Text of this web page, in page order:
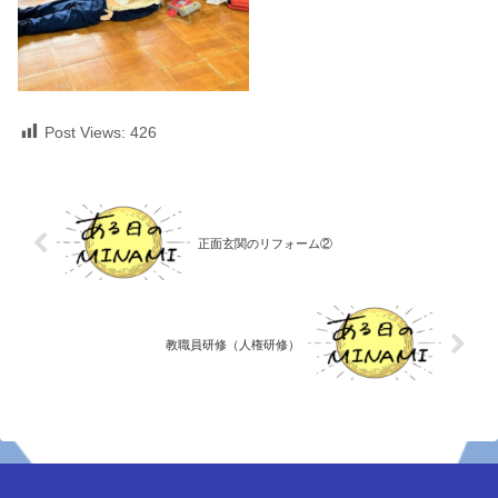
Post Views: 426
正面玄関のリフォーム②
教職員研修（人権研修）